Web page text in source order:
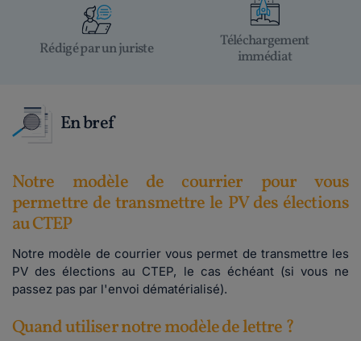
Rédigé par un juriste
Téléchargement
immédiat
En bref
Notre modèle de courrier pour vous
permettre de transmettre le PV des élections
au CTEP
Notre modèle de courrier vous permet de transmettre les
PV des élections au CTEP, le cas échéant (si vous ne
passez pas par l'envoi dématérialisé).
Quand utiliser notre modèle de lettre ?